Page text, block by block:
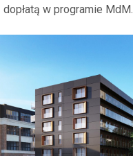
w programie MdM.